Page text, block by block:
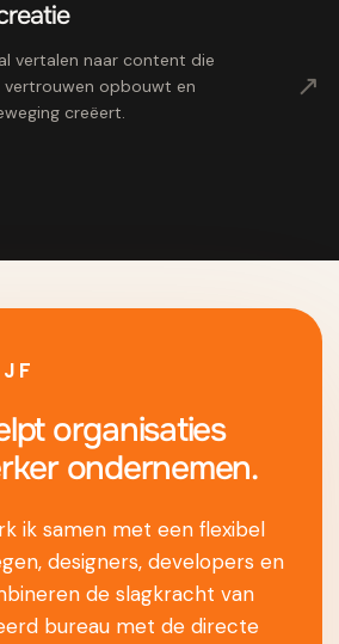
vertalen naar content die
opbouwt en
creëert.
↗
organisaties
ondernemen.
ik samen met een flexibel
designers, developers en
de slagkracht van
bureau met de directe